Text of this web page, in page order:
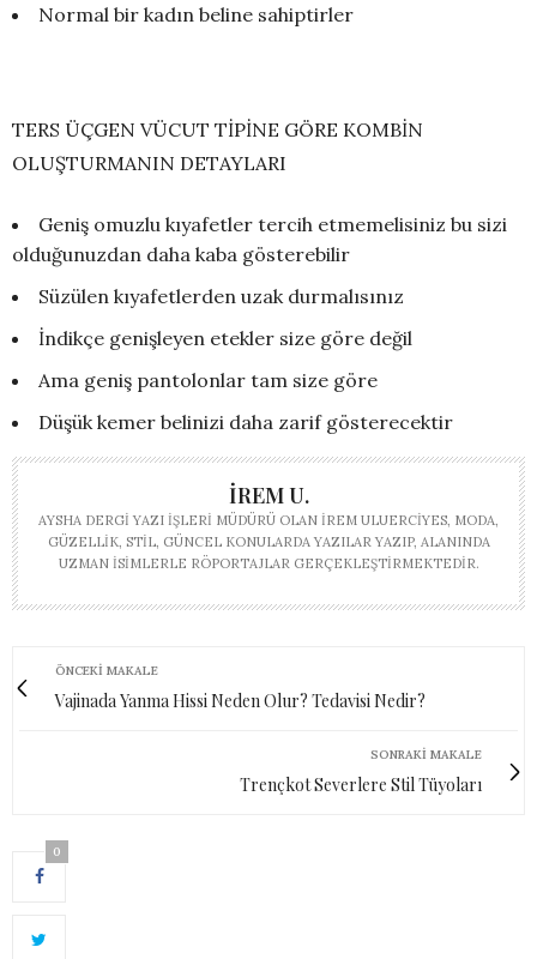
Normal bir kadın beline sahiptirler
TERS ÜÇGEN VÜCUT TİPİNE GÖRE KOMBİN
OLUŞTURMANIN DETAYLARI
Geniş omuzlu kıyafetler tercih etmemelisiniz bu sizi
olduğunuzdan daha kaba gösterebilir
Süzülen kıyafetlerden uzak durmalısınız
İndikçe genişleyen etekler size göre değil
Ama geniş pantolonlar tam size göre
Düşük kemer belinizi daha zarif gösterecektir
İREM U.
AYSHA DERGI YAZI İŞLERI MÜDÜRÜ OLAN İREM ULUERCIYES, MODA,
GÜZELLIK, STIL, GÜNCEL KONULARDA YAZILAR YAZIP, ALANINDA
UZMAN ISIMLERLE RÖPORTAJLAR GERÇEKLEŞTIRMEKTEDIR.
ÖNCEKI MAKALE
Vajinada Yanma Hissi Neden Olur? Tedavisi Nedir?
SONRAKI MAKALE
Trençkot Severlere Stil Tüyoları
0